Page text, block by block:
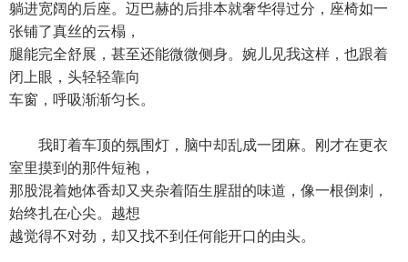
躺进宽阔的后座。迈巴赫的后排本就奢华得过分，座椅如一
张铺了真丝的云榻，
腿能完全舒展，甚至还能微微侧身。婉儿见我这样，也跟着
闭上眼，头轻轻靠向
车窗，呼吸渐渐匀长。
我盯着车顶的氛围灯，脑中却乱成一团麻。刚才在更衣
室里摸到的那件短袍，
那股混着她体香却又夹杂着陌生腥甜的味道，像一根倒刺，
始终扎在心尖。越想
越觉得不对劲，却又找不到任何能开口的由头。